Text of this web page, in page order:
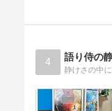
4 語り侍の